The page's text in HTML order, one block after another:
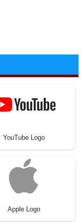
YouTube Logo
Apple Logo